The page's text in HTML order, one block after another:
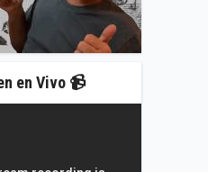
en Vivo 📹